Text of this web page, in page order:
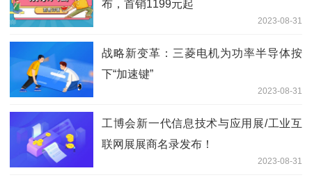
布，首销1199元起
2023-08-31
战略新变革：三菱电机为功率半导体按
下“加速键”
2023-08-31
工博会新一代信息技术与应用展/工业互
联网展展商名录发布！
2023-08-31